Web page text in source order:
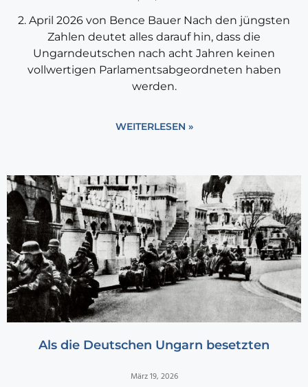
2. April 2026 von Bence Bauer Nach den jüngsten
Zahlen deutet alles darauf hin, dass die
Ungarndeutschen nach acht Jahren keinen
vollwertigen Parlamentsabgeordneten haben
werden.
WEITERLESEN »
Als die Deutschen Ungarn besetzten
März 19, 2026